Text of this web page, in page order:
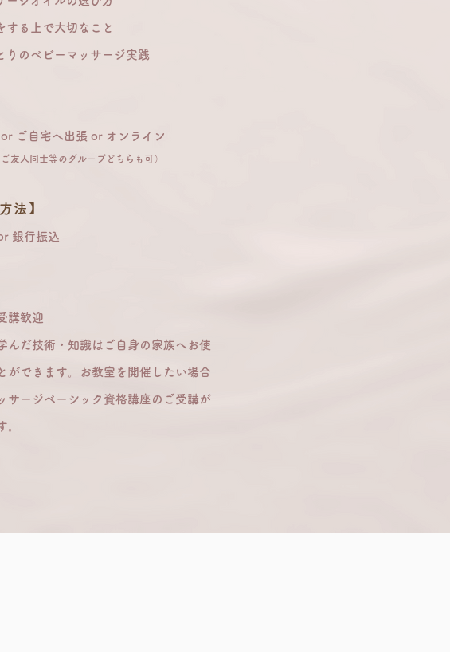
する上で大切なこと
りのベ ビーマッサージ実践
ご自宅へ出張 or オンライン
友人​同士等のグループどちらも可）
法】
銀行振込
講歓迎
んだ技術・知識はご自身の家族へお使
ができます。お教室を開催したい場合
サージベーシック資格講座のご受講が
。